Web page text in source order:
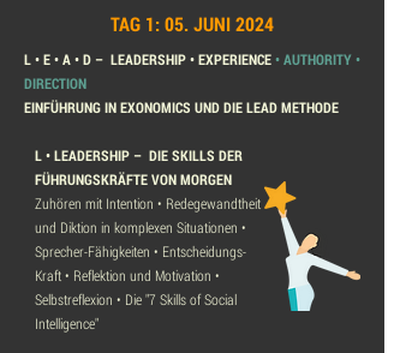
TAG 1: 05. JUNI 2024
L • E • A • D – LEADERSHIP • EXPERIENCE• AUTHORITY •
DIRECTION
EINFÜHRUNG IN EXONOMICS UND DIE LEAD METHODE
L • LEADERSHIP – DIE SKILLS DER
FÜHRUNGSKRÄFTE VON MORGEN
Zuhören mit Intention • Redegewandtheit
und Diktion in komplexen Situationen •
Sprecher-Fähigkeiten • Entscheidungs-
Kraft • Reflektion und Motivation •
Selbstreflexion • Die "7 Skills of Social
Intelligence"